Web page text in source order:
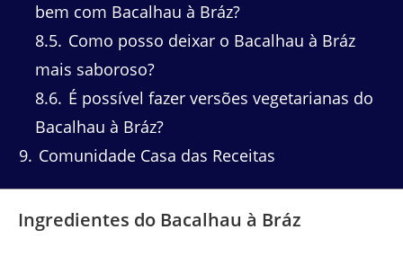
bem com Bacalhau à Bráz?
8.5 Como posso deixar o Bacalhau à Bráz
mais saboroso?
8.6 É possível fazer versões vegetarianas do
Bacalhau à Bráz?
9 Comunidade Casa das Receitas
Ingredientes do Bacalhau à Bráz